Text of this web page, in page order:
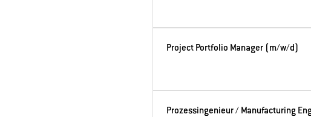
Project Portfolio Manager (m/w/d)
Prozessingenieur / Manufacturing